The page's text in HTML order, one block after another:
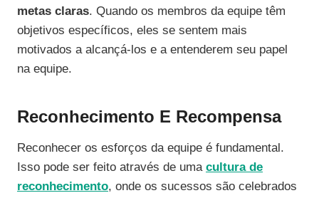
metas claras. Quando os membros da equipe têm
objetivos específicos, eles se sentem mais
motivados a alcançá-los e a entenderem seu papel
na equipe.
Reconhecimento E Recompensa
Reconhecer os esforços da equipe é fundamental.
Isso pode ser feito através de uma cultura de
reconhecimento, onde os sucessos são celebrados